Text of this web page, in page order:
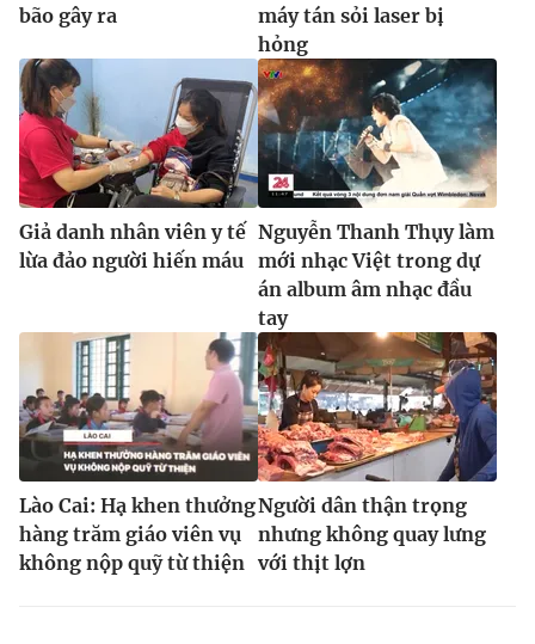
bão gây ra
máy tán sỏi laser bị
hỏng
Giả danh nhân viên y tế
lừa đảo người hiến máu
Nguyễn Thanh Thụy làm
mới nhạc Việt trong dự
án album âm nhạc đầu
tay
Lào Cai: Hạ khen thưởng
hàng trăm giáo viên vụ
không nộp quỹ từ thiện
Người dân thận trọng
nhưng không quay lưng
với thịt lợn